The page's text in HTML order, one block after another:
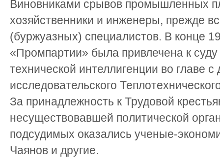
Виновниками срывов промышленных
хозяйственники и инженеры, прежде
(буржуазных) специалистов. В конце
«Промпартии» была привлечена к
технической интеллигенции во главе
исследовательского
За принадлежность к Трудовой
несуществовавшей политической
подсудимых оказались ученые-
Чаянов и другие.